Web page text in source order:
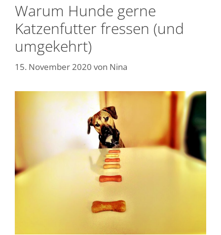
Warum Hunde gerne
Katzenfutter fressen (und
umgekehrt)
15. November 2020 von Nina